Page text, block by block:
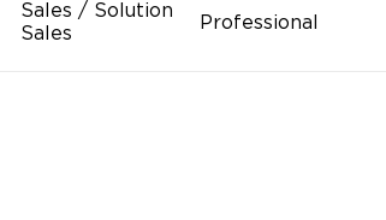
Sales / Solution
Sales
Professional